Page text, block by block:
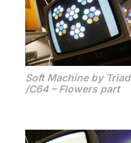
Soft Machine by Triad
/C64 – Flowers part